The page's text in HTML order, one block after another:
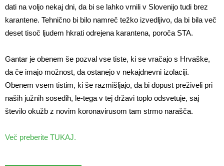
dati na voljo nekaj dni, da bi se lahko vrnili v Slovenijo tudi brez
karantene. Tehnično bi bilo namreč težko izvedljivo, da bi bila več
deset tisoč ljudem hkrati odrejena karantena, poroča STA.
Gantar je obenem še pozval vse tiste, ki se vračajo s Hrvaške,
da če imajo možnost, da ostanejo v nekajdnevni izolaciji.
Obenem vsem tistim, ki še razmišljajo, da bi dopust preživeli pri
naših južnih sosedih, le-tega v tej državi toplo odsvetuje, saj
število okužb z novim koronavirusom tam strmo narašča.
Več preberite TUKAJ.